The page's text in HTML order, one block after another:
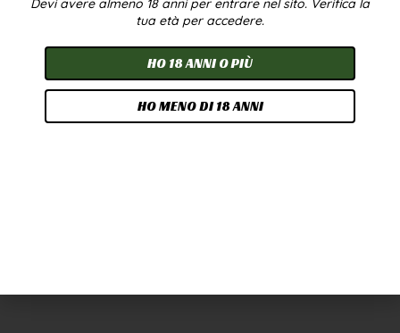
In offerta!
Devi avere almeno 18 anni per entrare nel sito. Verifica la
tua età per accedere.
HO 18 ANNI O PIÙ
HO MENO DI 18 ANNI